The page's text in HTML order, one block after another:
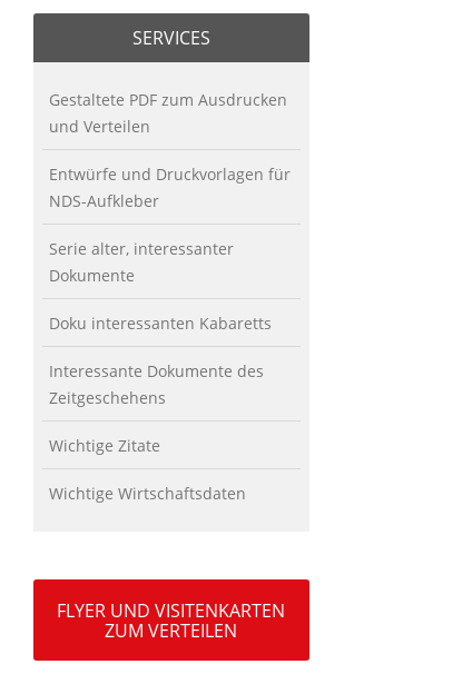
SERVICES
Gestaltete PDF zum Ausdrucken
und Verteilen
Entwürfe und Druckvorlagen für
NDS-Aufkleber
Serie alter, interessanter
Dokumente
Doku interessanten Kabaretts
Interessante Dokumente des
Zeitgeschehens
Wichtige Zitate
Wichtige Wirtschaftsdaten
FLYER UND VISITENKARTEN
ZUM VERTEILEN